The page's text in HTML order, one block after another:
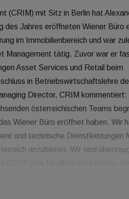
(CRIM) mit Sitz in Berlin hat
des Jahres eröffneten Wiener Büro
im Immobilienbereich und war
Management tätig. Zuvor war er
Asset Services und Retail beim
in Betriebswirtschaftslehre
Director, CRIM kommentiert:
österreichischen Teams
Wiener Büro eröffnet haben. Wir
und technische Dienstleistungen
anzubieten. Wir sind